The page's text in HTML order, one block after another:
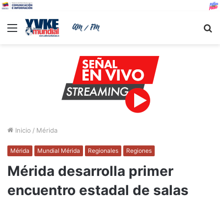
Menu
Inicio / Mérida
Mérida Mundial Mérida Regionales Regiones
Mérida desarrolla primer
encuentro estadal de salas